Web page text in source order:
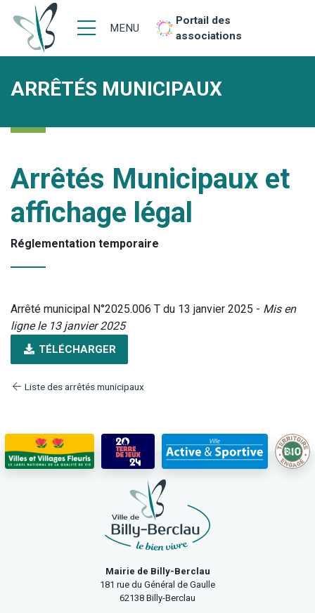
MENU
Portail des
associations
ARRÊTÉS MUNICIPAUX
Arrêtés Municipaux et
affichage légal
Réglementation temporaire
Arrêté municipal N°2025.006 T du 13 janvier 2025 - Mis en
ligne le 13 janvier 2025
TÉLÉCHARGER
Liste des arrêtés municipaux
Mairie de Billy-Berclau
181 rue du Général de Gaulle
62138 Billy-Berclau